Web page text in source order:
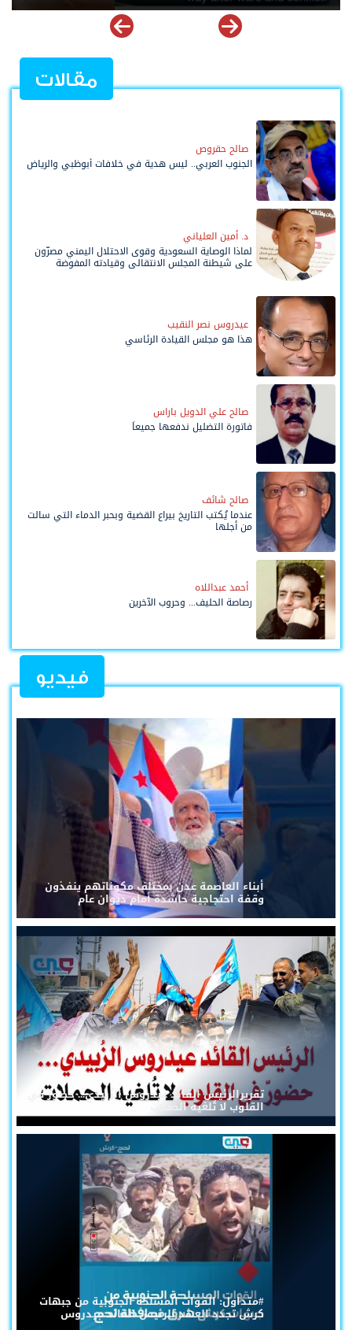
مقالات
صالح حقروص
الجنوب العربي.. ليس هدية في خلافات أبوظبي والرياض
د. أمين العلياني
لماذا الوصاية السعودية وقوى الاحتلال اليمني مصرّون
على شيطنة المجلس الانتقالي وقيادته المفوضة
عيدروس نصر النقيب
هذا هو مجلس القيادة الرئاسي
صالح علي الدويل باراس
فاتورة التضليل ندفعها جميعاً
صالح شائف
عندما يُكتب التاريخ بيراع القضية وبحبر الدماء التي سالت
من أجلها
أحمد عبداللاه
رصاصة الحليف... وحروب الآخرين
فيديو
أبناء العاصمة عدن بمختلف مكوناتهم ينفذون
وقفة احتجاجية حاشدة أمام ديوان عام
تقريرالرئيس القائد عيدروس الزُبيدي... حضورٌ في
القلوب لا تُلغيه الحملات
#متداول: القوات المسلحة الجنوبية من جبهات
كرش تجدد العهد للرئيس القائد عيدروس